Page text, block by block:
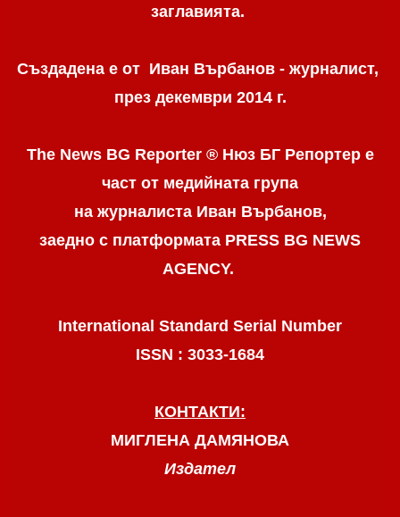
заглавията.
Създадена е от Иван Върбанов - журналист,
през декември 2014 г.
The News BG Reporter ® Нюз БГ Репортере
част от медийната група
на журналиста Иван Върбанов,
заедно с платформата PRESS BG NEWS
AGENCY.
International Standard Serial Number
ISSN : 3033-1684
КОНТАКТИ:
МИГЛЕНА ДАМЯНОВА
Издател